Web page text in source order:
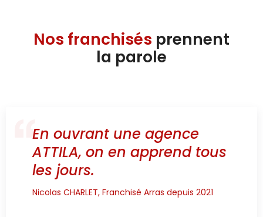
Nos franchisés prennent
la parole
En ouvrant une agence
ATTILA, on en apprend tous
les jours.
Nicolas CHARLET, Franchisé Arras depuis 2021